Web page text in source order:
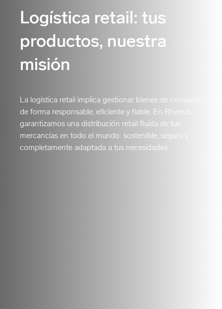
Logística retail: tus
productos, nuestra
misión
La logística retail implica gestionar bienes de consumo
de forma responsable, eficiente y fiable. En Rhenus,
garantizamos una distribución retail fluida de tus
mercancías en todo el mundo: sostenible, segura y
completamente adaptada a tus necesidades.